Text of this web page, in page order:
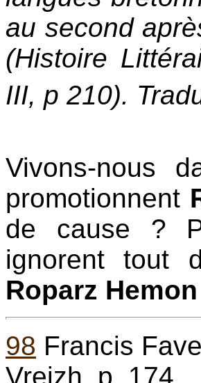
au second
(Histoire
III, p 210).
Vivons-nous
promotionnent
de cause ?
ignorent tout
Roparz Hemon
98 Francis
Vreizh, p. 174